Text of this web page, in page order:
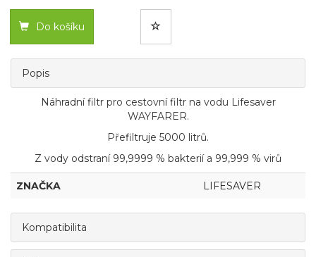
Do košíku
Popis
Náhradní filtr pro cestovní filtr na vodu Lifesaver
WAYFARER.
Přefiltruje 5000 litrů.
Z vody odstraní 99,9999 % bakterií a 99,999 % virů
ZNAČKA LIFESAVER
Kompatibilita